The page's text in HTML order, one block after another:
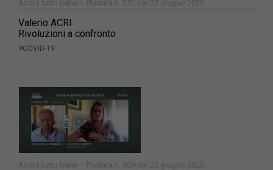
Andrà tutto bene – Puntata n. 310 del 22 giugno 2020
Valerio ACRI
Rivoluzioni a confronto
#COVID-19
Andrà tutto bene – Puntata n. 309 del 22 giugno 2020